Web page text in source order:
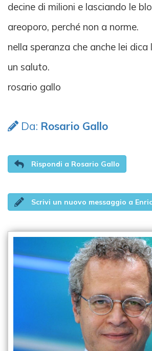
decine di milioni e lasciando le
areoporo, perché non a norme.
nella speranza che anche lei dica
un saluto.
rosario gallo
Da: Rosario Gallo
Rispondi a Rosario Gallo
Scrivi un nuovo messaggio a